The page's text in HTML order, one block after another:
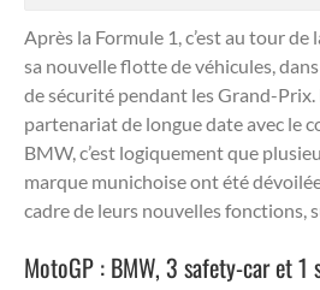
Après la Formule 1, c’est au tour
sa nouvelle flotte de véhicules,
de sécurité pendant les Grand-Prix.
partenariat de longue date avec le
BMW, c’est logiquement que
marque munichoise ont été
cadre de leurs nouvelles fonctions,
MotoGP : BMW, 3 safety-car et 1